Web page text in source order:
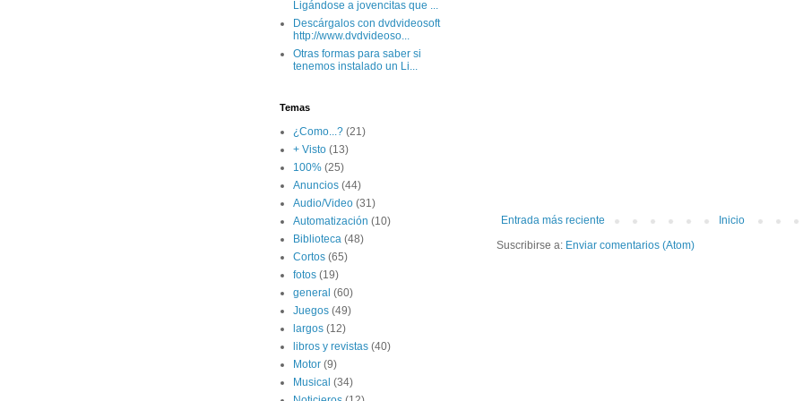
Entrada más reciente
Inicio
Suscribirse a: Enviar comentarios (Atom)
Ligándose a jovencitas que ...
Descárgalos con dvdvideosoft
http://www.dvdvideoso...
Otras formas para saber si
tenemos instalado un Li...
Temas
¿Como...? (21)
+ Visto (13)
100% (25)
Anuncios (44)
Audio/Video (31)
Automatización (10)
Biblioteca (48)
Cortos (65)
fotos (19)
general (60)
Juegos (49)
largos (12)
libros y revistas (40)
Motor (9)
Musical (34)